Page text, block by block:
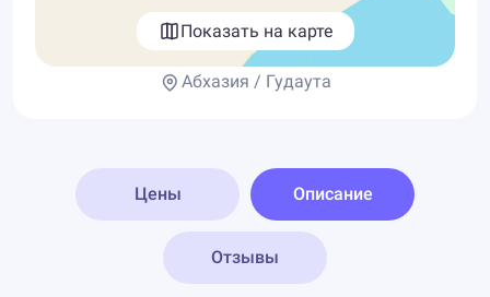
Показать на карте
Абхазия / Гудаута
Цены Описание
Отзывы